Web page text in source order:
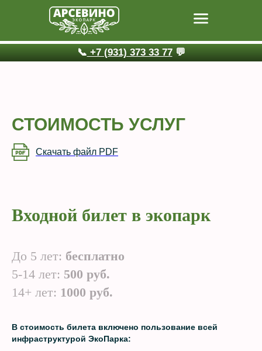
📞+7 (931) 373 33 77💬
СТОИМОСТЬ УСЛУГ
Скачать файл PDF
Входной билет в экопарк
До 5 лет: бесплатно
5-14 лет: 500 руб.
14+ лет: 1000 руб.
В стоимость билета включено пользование всей
инфраструктурой ЭкоПарка: